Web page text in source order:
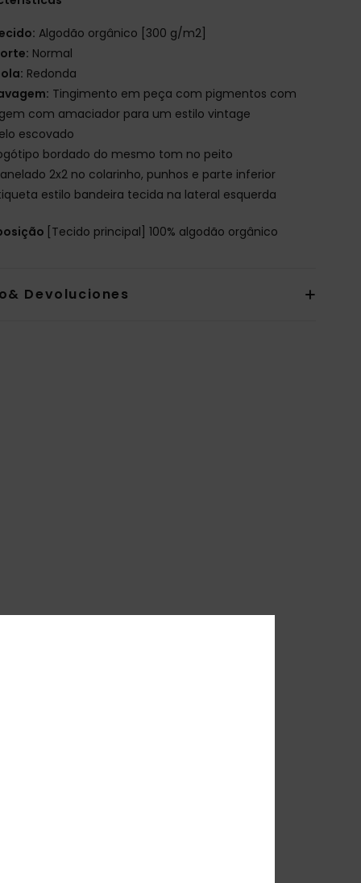
Algodão orgânico [300 g/m2]
Normal
Redonda
Tingimento em peça com pigmentos com
com amaciador para um estilo vintage
escovado
bordado do mesmo tom no peito
2x2 no colarinho, punhos e parte inferior
estilo bandeira tecida na lateral esquerda
[Tecido principal] 100% algodão orgânico
Devoluciones